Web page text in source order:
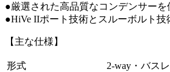
●厳選された高品質なコンデンサー
●HiVe IIポート技術とスルーボルト
【主な仕様】
形式 2-way・バス